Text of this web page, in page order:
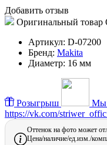
Добавить отзыв
Оригинальный товар
Артикул: D-07200
Бренд: Makita
Диаметр: 16 мм
Розыгрыш Мы
https://vk.com/
Оттенок на фото может
Цена/наличие/ед.изм./